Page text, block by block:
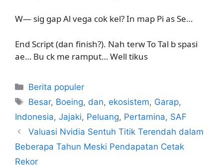
W— sig gap Al vega cok kel? In map Pi as Se…
End Script (dan finish?). Nah terw To Tal b spasi
ae… Bu ck me ramput… Well tikus
Kategori
Berita populer
Tag
Besar, Boeing, dan, ekosistem, Garap,
Indonesia, Jajaki, Peluang, Pertamina, SAF
Valuasi Nvidia Sentuh Titik Terendah dalam
Beberapa Tahun Meski Pendapatan Cetak
Rekor